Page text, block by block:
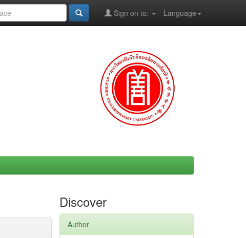
Language
Sign on to:
Discover
Author